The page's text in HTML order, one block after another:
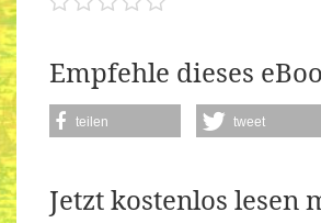
Empfehle dieses
teilen tweet
Jetzt kostenlos lesen